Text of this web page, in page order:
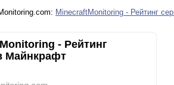
MinecraftMonitoring - Рейтинг
- Рейтинг
Майнкрафт